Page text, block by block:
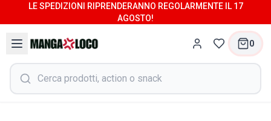
LE SPEDIZIONI RIPRENDERANNO REGOLARMENTE IL 17
AGOSTO!
0